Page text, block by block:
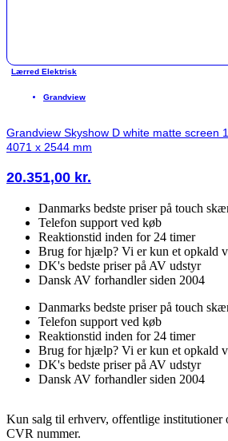
Lærred Elektrisk
Grandview
Grandview Skyshow D white matte screen
4071 x 2544 mm
20.351,00 kr.
Danmarks bedste priser på touch
Telefon support ved køb
Reaktionstid inden for 24 timer
Brug for hjælp? Vi er kun et opkald
DK's bedste priser på AV udstyr
Dansk AV forhandler siden 2004
Danmarks bedste priser på touch
Telefon support ved køb
Reaktionstid inden for 24 timer
Brug for hjælp? Vi er kun et opkald
DK's bedste priser på AV udstyr
Dansk AV forhandler siden 2004
Kun salg til erhverv, offentlige institutioner
CVR nummer.